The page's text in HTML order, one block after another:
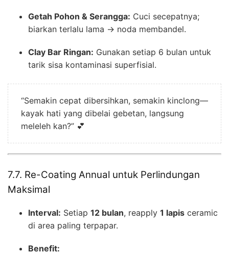
Getah Pohon & Serangga: Cuci secepatnya;
biarkan terlalu lama → noda membandel.
Clay Bar Ringan: Gunakan setiap 6 bulan untuk
tarik sisa kontaminasi superfisial.
“Semakin cepat dibersihkan, semakin kinclong—
kayak hati yang dibelai gebetan, langsung
meleleh kan?” 💕
7.7. Re-Coating Annual untuk Perlindungan
Maksimal
Interval: Setiap 12 bulan, reapply 1 lapis ceramic
di area paling terpapar.
Benefit: